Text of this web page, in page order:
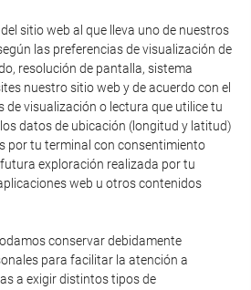
sitio web al que lleva uno de nuestros
las preferencias de visualización de
resolución de pantalla, sistema
nuestro sitio web y de acuerdo con el
de visualización o lectura que utilice tu
datos de ubicación (longitud y latitud)
por tu terminal con consentimiento
exploración realizada por tu
web u otros contenidos
conservar debidamente
para facilitar la atención a
a exigir distintos tipos de